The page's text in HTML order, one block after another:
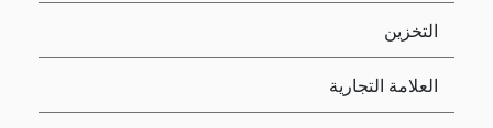
التخزين
العلامة التجارية